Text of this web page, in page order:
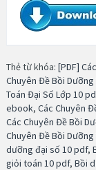
Thẻ từ khóa: [PDF]
Chuyên Đề Bồi
Toán Đại Số Lớp 10
ebook, Các Chuyên
Các Chuyên Đề Bồi
Chuyên Đề Bồi
dưỡng đại số 10 pdf,
giỏi toán 10 pdf, Bồi